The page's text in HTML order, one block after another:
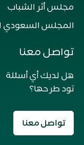
مجلس أثر الشباب
المجلس السعودي
تواصل معنا
هل لديك أي أسئلة
تود طرحها؟
تواصل معنا